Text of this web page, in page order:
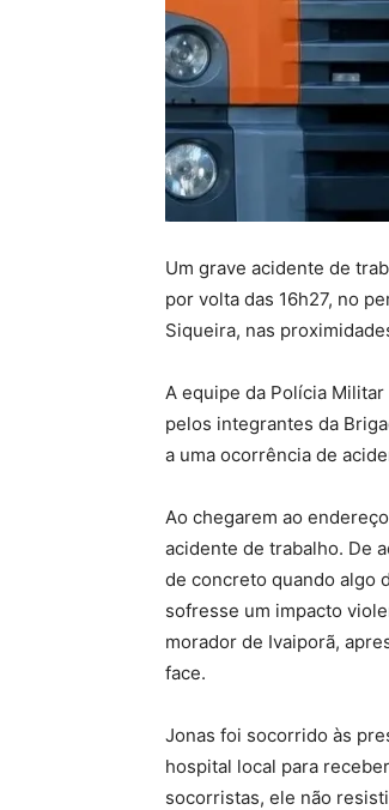
Um grave acidente de
por volta das 16h27, no
Siqueira, nas
A equipe da Polícia
pelos integrantes da
a uma ocorrência de
Ao chegarem ao
acidente de trabalho. De
de concreto quando algo
sofresse um impacto
morador de Ivaiporã,
face.
Jonas foi socorrido às
hospital local para
socorristas, ele não